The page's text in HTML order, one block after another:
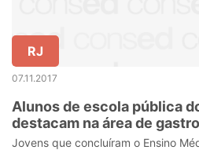
RJ
07.11.2017
Alunos de escola pública
destacam na área de
Jovens que concluíram o Ensino